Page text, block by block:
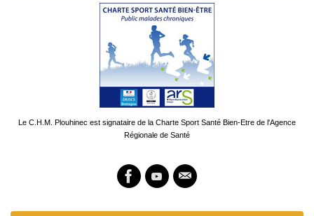
Le C.H.M. Plouhinec est signataire de la Charte Sport Santé Bien-Etre de l'Agence
Régionale de Santé